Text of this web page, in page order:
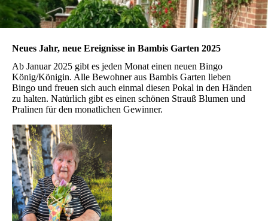
Neues Jahr, neue Ereignisse in Bambis Garten 2025
Ab Januar 2025 gibt es jeden Monat einen neuen Bingo
König/Königin. Alle Bewohner aus Bambis Garten lieben
Bingo und freuen sich auch einmal diesen Pokal in den Händen
zu halten. Natürlich gibt es einen schönen Strauß Blumen und
Pralinen für den monatlichen Gewinner.